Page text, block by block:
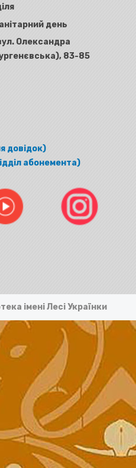
день
Олександра
83-85
довідок)
абонемента)
імені Лесі Українки